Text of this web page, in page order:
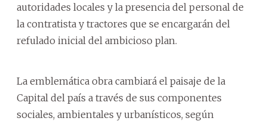
autoridades locales y la presencia del personal de
la contratista y tractores que se encargarán del
refulado inicial del ambicioso plan.
La emblemática obra cambiará el paisaje de la
Capital del país a través de sus componentes
sociales, ambientales y urbanísticos, según